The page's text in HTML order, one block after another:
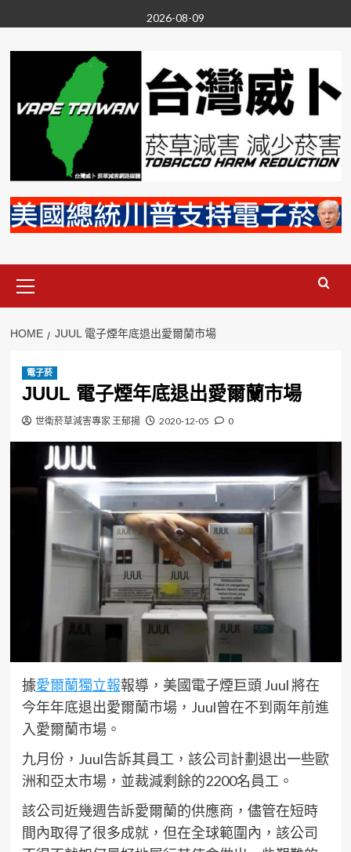
to
content
2026-08-09
Menu
HOME JUUL 電子煙年底退出愛爾蘭市場
電子菸
JUUL 電子煙年底退出愛爾蘭市場
世衛菸草減害專家 王郁揚 2020-12-05 0
據愛爾蘭獨立報報導，美國電子煙巨頭 Juul 將在
今年年底退出愛爾蘭市場，Juul曾在不到兩年前進
入愛爾蘭市場。
九月份，Juul告訴其員工，該公司計劃退出一些歐
洲和亞太市場，並裁減剩餘的2200名員工。
該公司近幾週告訴愛爾蘭的供應商，儘管在短時
間內取得了很多成就，但在全球範圍內，該公司